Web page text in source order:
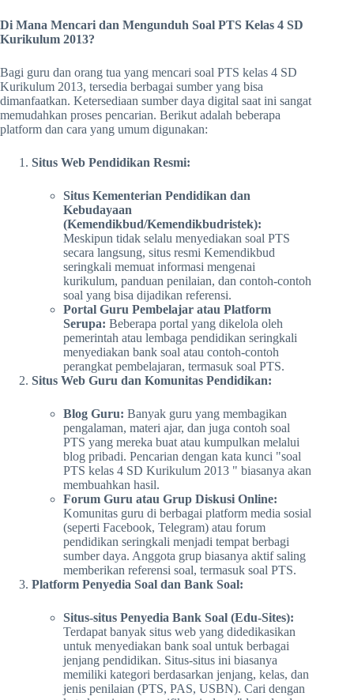
Di Mana Mencari dan Mengunduh Soal PTS Kelas 4 SD
Kurikulum 2013?
Bagi guru dan orang tua yang mencari soal PTS kelas 4 SD
Kurikulum 2013, tersedia berbagai sumber yang bisa
dimanfaatkan. Ketersediaan sumber daya digital saat ini sangat
memudahkan proses pencarian. Berikut adalah beberapa
platform dan cara yang umum digunakan:
Situs Web Pendidikan Resmi:
Situs Kementerian Pendidikan dan
Kebudayaan
(Kemendikbud/Kemendikbudristek):
Meskipun tidak selalu menyediakan soal PTS
secara langsung, situs resmi Kemendikbud
seringkali memuat informasi mengenai
kurikulum, panduan penilaian, dan contoh-contoh
soal yang bisa dijadikan referensi.
Portal Guru Pembelajar atau Platform
Serupa: Beberapa portal yang dikelola oleh
pemerintah atau lembaga pendidikan seringkali
menyediakan bank soal atau contoh-contoh
perangkat pembelajaran, termasuk soal PTS.
Situs Web Guru dan Komunitas Pendidikan:
Blog Guru: Banyak guru yang membagikan
pengalaman, materi ajar, dan juga contoh soal
PTS yang mereka buat atau kumpulkan melalui
blog pribadi. Pencarian dengan kata kunci "soal
PTS kelas 4 SD Kurikulum 2013 " biasanya akan
membuahkan hasil.
Forum Guru atau Grup Diskusi Online:
Komunitas guru di berbagai platform media sosial
(seperti Facebook, Telegram) atau forum
pendidikan seringkali menjadi tempat berbagi
sumber daya. Anggota grup biasanya aktif saling
memberikan referensi soal, termasuk soal PTS.
Platform Penyedia Soal dan Bank Soal:
Situs-situs Penyedia Bank Soal (Edu-Sites):
Terdapat banyak situs web yang didedikasikan
untuk menyediakan bank soal untuk berbagai
jenjang pendidikan. Situs-situs ini biasanya
memiliki kategori berdasarkan jenjang, kelas, dan
jenis penilaian (PTS, PAS, USBN). Cari dengan